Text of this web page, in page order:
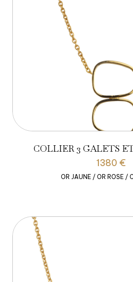
COLLIER 3 GALETS
1380 €
OR JAUNE / OR ROSE /